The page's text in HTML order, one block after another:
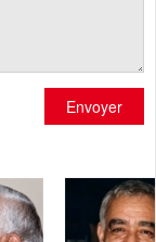
Envoyer